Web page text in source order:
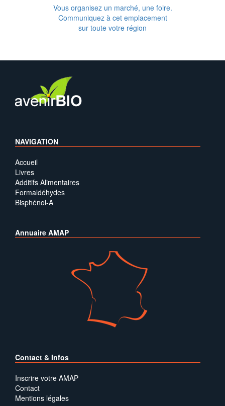
Vous organisez un marché, une foire.
Communiquez à cet emplacement
sur toute votre région
NAVIGATION
Accueil
Livres
Additifs Alimentaires
Formaldéhydes
Bisphénol-A
Annuaire AMAP
Contact & Infos
Inscrire votre AMAP
Contact
Mentions légales